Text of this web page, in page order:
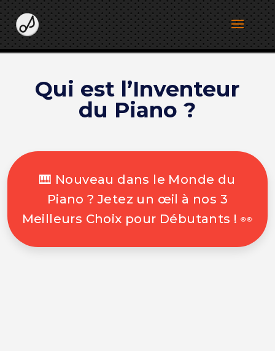
Qui est l’Inventeur
du Piano ?
🎹 Nouveau dans le Monde du
Piano ? Jetez un œil à nos 3
Meilleurs Choix pour Débutants ! 👀